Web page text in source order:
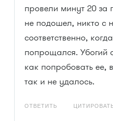
провели минут 20 за
не подошел, никто с
соответственно,
попрощался. Убогий
как попробовать ее,
так и не удалось.
ОТВЕТИТЬ